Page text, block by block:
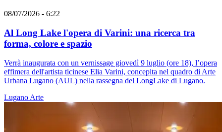
08/07/2026 - 6:22
Al Long Lake l'opera di Varini: una ricerca tra
forma, colore e spazio
Verrà inaugurata con un vernissage giovedì 9 luglio (ore 18), l’opera
effimera dell'artista ticinese Elia Varini, concepita nel quadro di Arte
Urbana Lugano (AUL) nella rassegna del LongLake di Lugano.
Lugano Arte